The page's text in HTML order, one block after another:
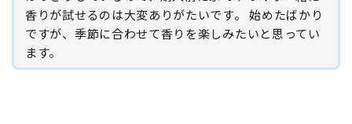
香りが試せるのは大変ありがたいです。 始めたばかり
ですが、季節に合わせて香りを楽しみたいと思ってい
ます。